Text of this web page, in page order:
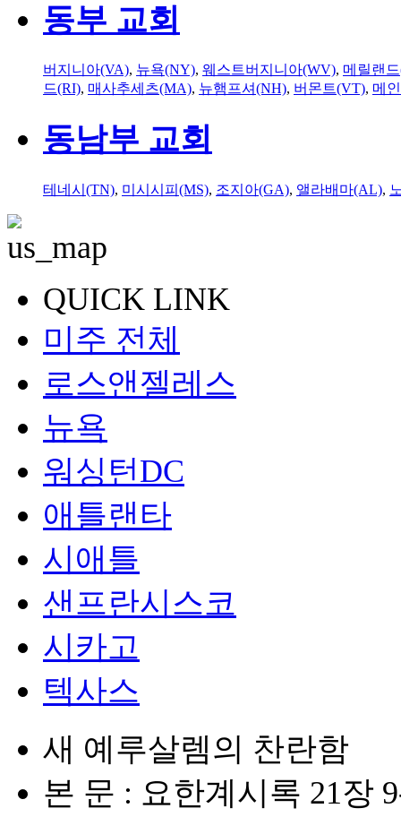
동부 교회
버지니아(VA), 뉴욕(NY), 웨스트버지니아(WV), 메릴랜
드(RI), 매사추세츠(MA), 뉴햄프셔(NH), 버몬트(VT), 메
동남부 교회
테네시(TN), 미시시피(MS), 조지아(GA), 앨라배마(AL),
QUICK LINK
미주 전체
로스앤젤레스
뉴욕
워싱턴DC
애틀랜타
시애틀
샌프란시스코
시카고
텍사스
새 예루살렘의 찬란함
본 문 : 요한계시록 21장